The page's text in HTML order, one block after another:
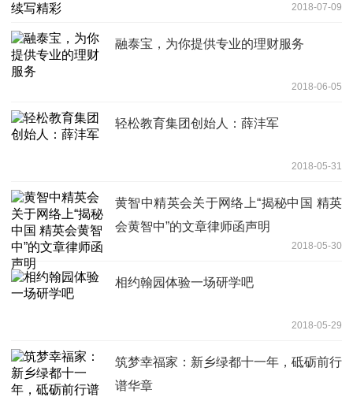
2018-07-09
融泰宝，为你提供专业的理财服务
2018-06-05
轻松教育集团创始人：薛沣军
2018-05-31
黄智中精英会关于网络上“揭秘中国 精英
会黄智中”的文章律师函声明
2018-05-30
相约翰园体验一场研学吧
2018-05-29
筑梦幸福家：新乡绿都十一年，砥砺前行
谱华章